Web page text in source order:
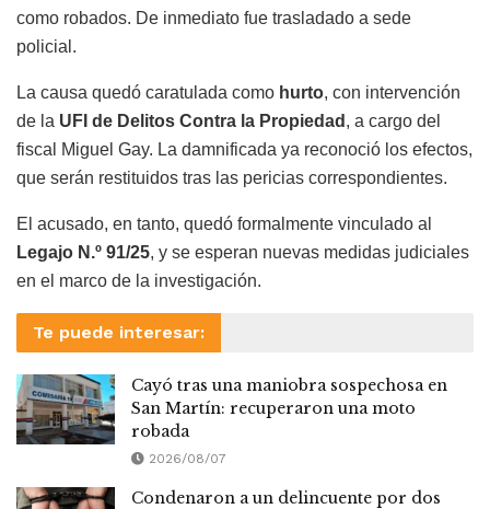
como robados. De inmediato fue trasladado a sede
policial.
La causa quedó caratulada como hurto, con intervención
de la UFI de Delitos Contra la Propiedad , a cargo del
fiscal Miguel Gay. La damnificada ya reconoció los efectos,
que serán restituidos tras las pericias correspondientes.
El acusado, en tanto, quedó formalmente vinculado al
Legajo N.º 91/25, y se esperan nuevas medidas judiciales
en el marco de la investigación.
Te puede interesar:
Cayó tras una maniobra sospechosa en
San Martín: recuperaron una moto
robada
2026/08/07
Condenaron a un delincuente por dos